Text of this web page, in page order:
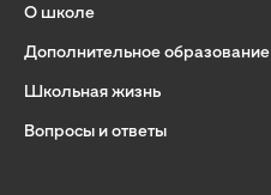
О школе
Дополнительное образование
Школьная жизнь
Вопросы и ответы